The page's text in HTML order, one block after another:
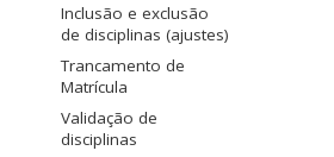
Inclusão e exclusão
de disciplinas (ajustes)
Trancamento de
Matrícula
Validação de
disciplinas